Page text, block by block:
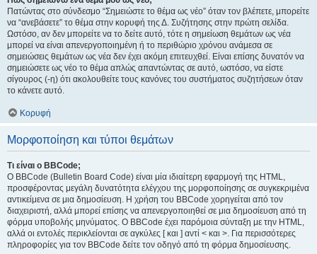
Πατώντας στο σύνδεσμο “Σημειώστε το θέμα ως νέο” όταν τον βλέπετε, μπορείτε
να “ανεβάσετε” το θέμα στην κορυφή της Δ. Συζήτησης στην πρώτη σελίδα.
Ωστόσο, αν δεν μπορείτε να το δείτε αυτό, τότε η σημείωση θεμάτων ως νέα
μπορεί να είναι απενεργοποιημένη ή το περιθώριο χρόνου ανάμεσα σε
σημειώσεις θεμάτων ως νέα δεν έχει ακόμη επιτευχθεί. Είναι επίσης δυνατόν να
σημειώσετε ως νέο το θέμα απλώς απαντώντας σε αυτό, ωστόσο, να είστε
σίγουρος (-η) ότι ακολουθείτε τους κανόνες του συστήματος συζητήσεων όταν
το κάνετε αυτό.
Κορυφή
Μορφοποίηση και τύποι θεμάτων
Τι είναι ο BBCode;
Ο BBCode (Bulletin Board Code) είναι μία ιδιαίτερη εφαρμογή της HTML,
προσφέροντας μεγάλη δυνατότητα ελέγχου της μορφοποίησης σε συγκεκριμένα
αντικείμενα σε μια δημοσίευση. Η χρήση του BBCode χορηγείται από τον
διαχειριστή, αλλά μπορεί επίσης να απενεργοποιηθεί σε μια δημοσίευση από τη
φόρμα υποβολής μηνύματος. Ο BBCode έχει παρόμοια σύνταξη με την HTML,
αλλά οι εντολές περικλείονται σε αγκύλες [ και ] αντί < και >. Για περισσότερες
πληροφορίες για τον BBCode δείτε τον οδηγό από τη φόρμα δημοσίευσης.